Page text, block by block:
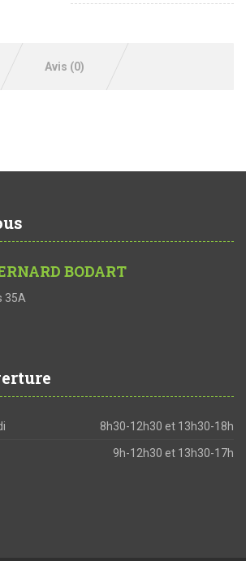
Avis (0)
BODART
35A
8h30-12h30 et 13h30-18h
9h-12h30 et 13h30-17h